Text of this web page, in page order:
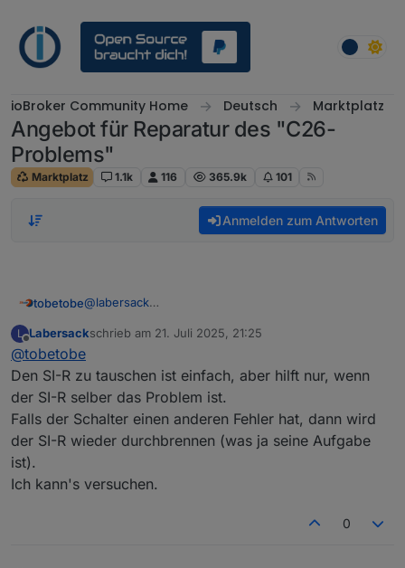
ioBroker Community Home Deutsch Marktplatz
Angebot für Reparatur des "C26-
Problems"
Marktplatz 1.1k 116 365.9k 101
Anmelden zum Antworten
tobetobe@labersack
schön, dass es dein Angebot noch immer gibt. Ich
habe mittlerweile 4 Stück HM-LC-Sw1-FM mit
verschmortem Si-R und einen ebenfalls defekten
HM-LC-Sw2-FM (Fehler unbekannt) hier liegen. Ich
wollte mich zunächst selbst an einer Reparatur
versuchen, scheitere aber daran, eine Quelle für die
Si-R zu finden. Von daher hoffe ich auf dich...
Deinen ersten Post habe ich gelesen und bin mit den
Bedingungen einverstanden. Bitte schicke mir deine
Adresse per PN.
Vielen Dank & Gruß
L
Offline
Labersackschrieb am 21. Juli 2025, 21:25
zuletzt editiert von
@tobetobe
Den SI-R zu tauschen ist einfach, aber hilft nur, wenn
der SI-R selber das Problem ist.
Falls der Schalter einen anderen Fehler hat, dann wird
der SI-R wieder durchbrennen (was ja seine Aufgabe
ist).
Ich kann's versuchen.
0